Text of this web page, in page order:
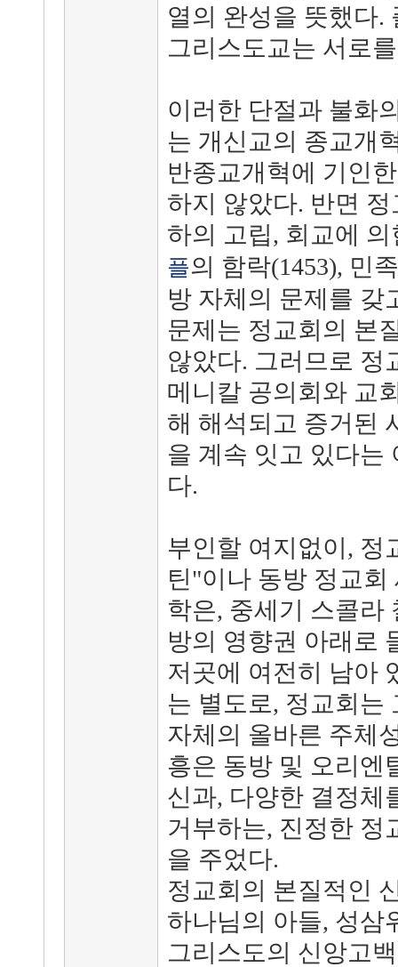
열의 완성을 뜻했다.
그리스도교는 서로
이러한 단절과 불화
는 개신교의 종교개
반종교개혁에 기인
하지 않았다. 반면
하의 고립, 회교에
플의 함락(1453), 민
방 자체의 문제를 갖
문제는 정교회의 본
않았다. 그러므로 정
메니칼 공의회와 교
해 해석되고 증거된
을 계속 잇고 있다는
다.
부인할 여지없이, 정
틴"이나 동방 정교
학은, 중세기 스콜라
방의 영향권 아래로
저곳에 여전히 남아
는 별도로, 정교회는
자체의 올바른 주체
흥은 동방 및 오리엔
신과, 다양한 결정체
거부하는, 진정한 정
을 주었다.
정교회의 본질적인
하나님의 아들, 성삼
그리스도의 신앙고